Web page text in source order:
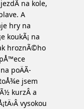
na kole,
A
hry na
koukÃ¡ na
hroznÃ©ho
na poÄÃ­
jsem
kurzÂ a
vysokou